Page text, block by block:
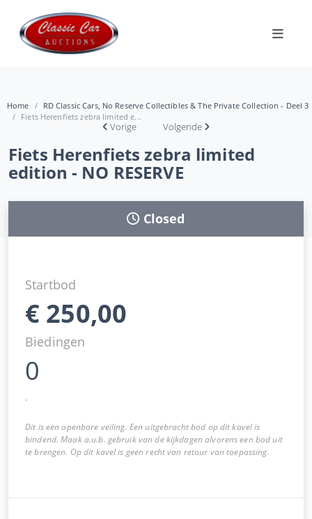
Home
RD Classic Cars, No Reserve Collectibles & The Private Collection - Deel 3
Fiets Herenfiets zebra limited e...
Vorige Volgende
Fiets Herenfiets zebra limited
edition - NO RESERVE
Closed
Startbod
€ 250,00
Biedingen
0
.
Dit is een openbare veiling. Een uitgebracht bod op dit kavel is
bindend. Maak a.u.b. gebruik van de kijkdagen alvorens een bod uit
te brengen. Op dit kavel is geen recht van retour van toepassing.